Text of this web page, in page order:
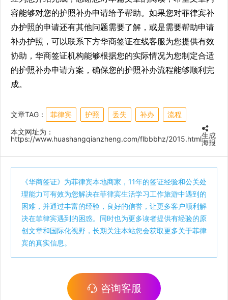
容能够对您的护照补办申请给予帮助。如果您对菲律宾补
办护照的申请还有其他问题需要了解，或是需要帮助申请
补办护照，可以联系下方华商签证在线客服为您提供有效
协助，华商签证机构能够根据您的实际情况为您制定合适
的护照补办申请方案，确保您的护照补办流程能够顺利完
成。
文章TAG： 菲律宾 护照 丢失 补办
流程
本文网址为：
https://www.huashangqianzheng.com/flbbbhz/2015.html生成
海报
《华商签证》为菲律宾本地商家，11年的签证经验和公关处
理能力可有效为您解决在菲律宾生活学习工作旅游中遇到的
困难，并通过丰富的经验，良好的信誉，让更多客户顺利解
决在菲律宾遇到的困惑。同时也为更多读者提供有经验的原
创文章和国际化视野，长期关注本站您会获取更多关于菲律
宾的真实信息。
咨询客服